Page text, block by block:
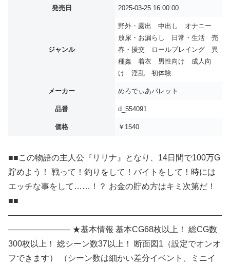
発売日 2025-03-25 16:00:00
ジャンル
野外・露出 中出し オナニー
放尿・お漏らし 日常・生活 売
春・援交 ロールプレイング 異
種姦 着衣 男性向け 成人向
け 淫乱 初体験
メーカー めろでぃあパレット
品番 d_554091
価格 ￥1540
■■この物語の主人公『リリナ』となり、14日間で100万G
貯めよう！ 戦って！釣りをして！バイトをして！時には
エッチな事をして……！？ お金の貯め方はキミ次第だ！
■■
——————————————————————————
———————– ★基本情報 基本CG68枚以上！ 総CG数
300枚以上！ 総シーン数37以上！ 断面図1（設定でオンオ
フできます） （シーン数は細かい差分イベント、ミニイ